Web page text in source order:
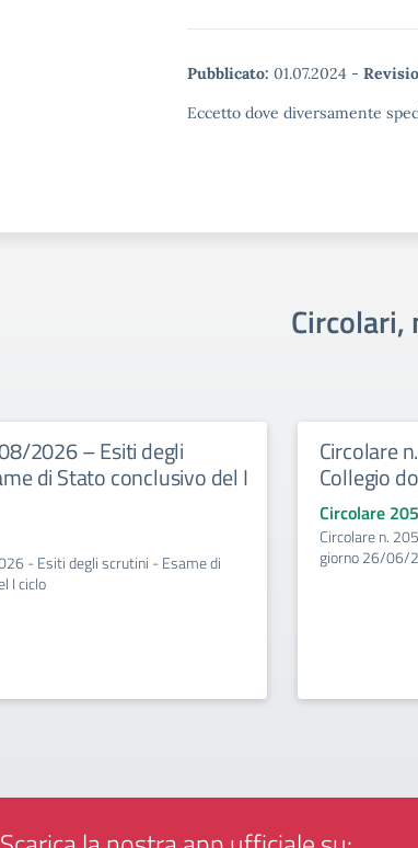
Pubblicato: 01.07.2024 -
Eccetto dove diversamente
2026 – Esiti degli
di Stato conclusivo del I
- Esiti degli scrutini - Esame di
I ciclo
Circolare
Collegio
Circolare 205
Circolare n.
giorno 26/06/